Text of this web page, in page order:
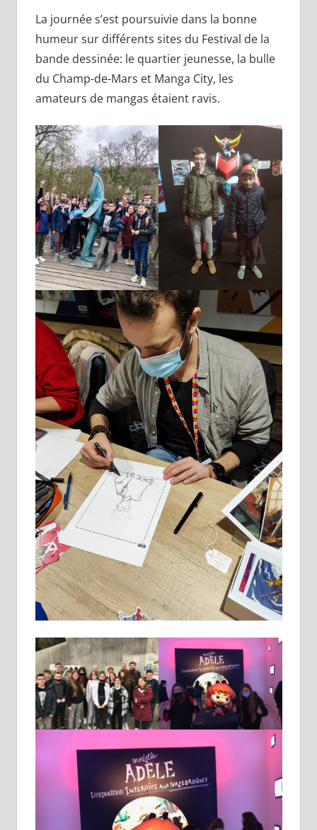
La journée s’est poursuivie dans la bonne
humeur sur différents sites du Festival de la
bande dessinée: le quartier jeunesse, la bulle
du Champ-de-Mars et Manga City, les
amateurs de mangas étaient ravis.